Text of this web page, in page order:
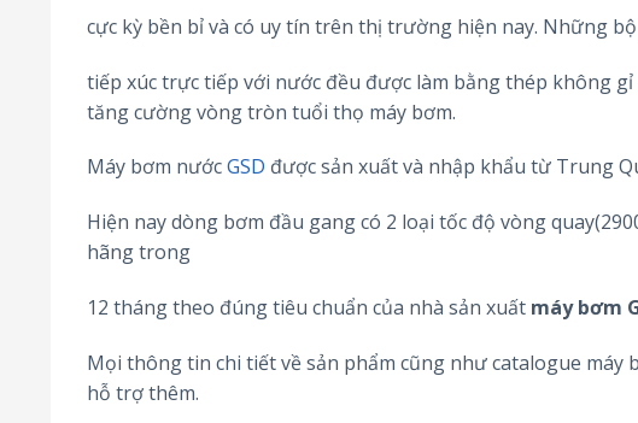
cực kỳ bền bỉ và có uy tín trên thị trường hiện nay. Những
tiếp xúc trực tiếp với nước đều được làm bằng thép không
tăng cường vòng tròn tuổi thọ máy bơm.
Máy bơm nướcGSD được sản xuất và nhập khẩu từ Trung
Hiện nay dòng bơm đầu gang có 2 loại tốc độ vòng
hãng trong
12 tháng theo đúng tiêu chuẩn của nhà sản xuất máy bơm
Mọi thông tin chi tiết về sản phẩm cũng như catalogue
hỗ trợ thêm.